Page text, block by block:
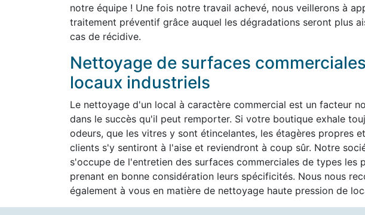
notre équipe ! Une fois notre travail achevé, nous veillerons à
traitement préventif grâce auquel les dégradations seront plus
cas de récidive.
Nettoyage de surfaces
locaux industriels
Le nettoyage d'un local à caractère commercial est un facteur
dans le succès qu'il peut remporter. Si votre boutique exhale
odeurs, que les vitres y sont étincelantes, les étagères propres
clients s'y sentiront à l'aise et reviendront à coup sûr. Notre
s'occupe de l'entretien des surfaces commerciales de types les
prenant en bonne considération leurs spécificités. Nous nous
également à vous en matière de nettoyage haute pression de